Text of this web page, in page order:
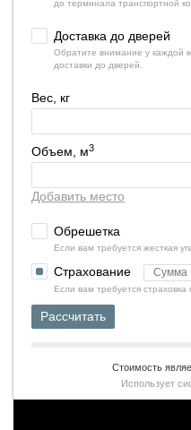
до терминала транспортной
Доставка до дверей
Обратите внимание у каждой
доставки до дверей.
Вес, кг
Объем, м3
Добавить место
Обрешетка
Если вам требуется жесткая
Страхование
Если вам требуется страховка
Рассчитать
Стоимость
Использует